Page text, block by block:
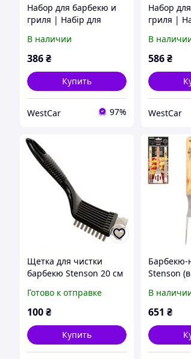
Набор для барбекю и
гриля | Набір для
Stenson (MH-0915)
В наличии
386₴
Купить
WestCar 97%
Набор
гриля |
барбекю |
барбекю і
В
586₴
WestCar
Щетка для чистки
барбекю Stenson 20 см
Готово к отправке
100₴
Купить
Барбекю-
Stenson
Артикул
В
651 ₴